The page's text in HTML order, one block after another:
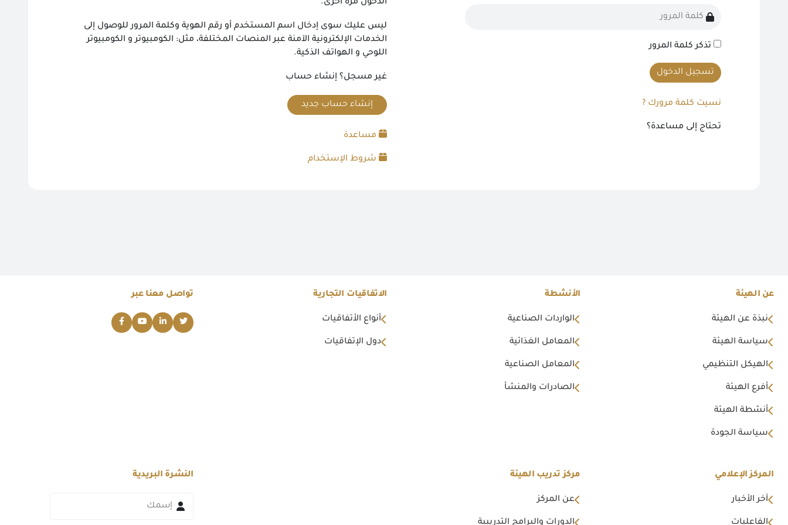
تذكر كلمة المرور
تسجيل الدخول
نسيت كلمة مرورك ?
تحتاج إلى مساعدة؟
الدخول مرة أخرى.
ليس عليك سوى إدخال اسم المستخدم أو رقم الهوية وكلمة المرور للوصول إلى
الخدمات الإلكترونية الآمنة عبر المنصات المختلفة، مثل: الكومبيوتر و الكومبيوتر
اللوحي و الهواتف الذكية.
غير مسجل؟ إنشاء حساب
إنشاء حساب جديد
مساعدة
شروط الإستخدام
عن الهيئة
نبذة عن الهيئة
سياسة الهيئة
الهيكل التنظيمي
أفرع الهيئة
أنشطة الهيئة
سياسة الجودة
الأنشطة
الواردات الصناعية
المعامل الغذائية
المعامل الصناعية
الصادرات والمنشأ
الاتفاقيات التجارية
أنواع الأتفاقيات
دول الإتفاقيات
تواصل معنا عبر
المركز الإعلامي
آخر الأخبار
الفاعليات
مركز تدريب الهيئة
عن المركز
الدورات والبرامج التدريبية
النشرة البريدية